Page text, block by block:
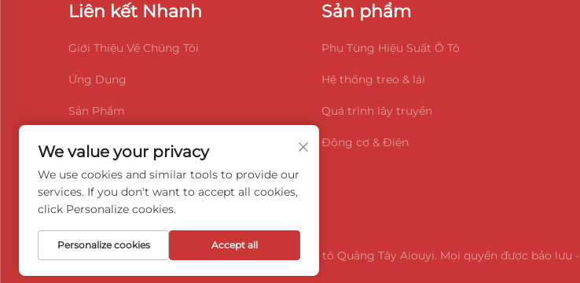
Liên kết Nhanh
Giới Thiệu Về Chúng Tôi
Ứng Dụng
Sản Phẩm
Liên Hệ Chúng Tôi
Blog
Từ Alibaba
Sản phẩm
Phụ Tùng Hiệu Suất Ô Tô
Hệ thống treo & lái
Quá trình lây truyền
Động cơ & Điện
Bản quyền © 2026 Công ty TNHH Phụ tùng Ô tô Quảng Tây Aiouyi. Mọi quyền được bảo lưu -
We value your privacy
We use cookies and similar tools to provide our
services. If you don't want to accept all cookies,
click Personalize cookies.
Personalize cookies Accept all